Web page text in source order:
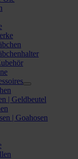
| Geldbeutel
| Goahosen